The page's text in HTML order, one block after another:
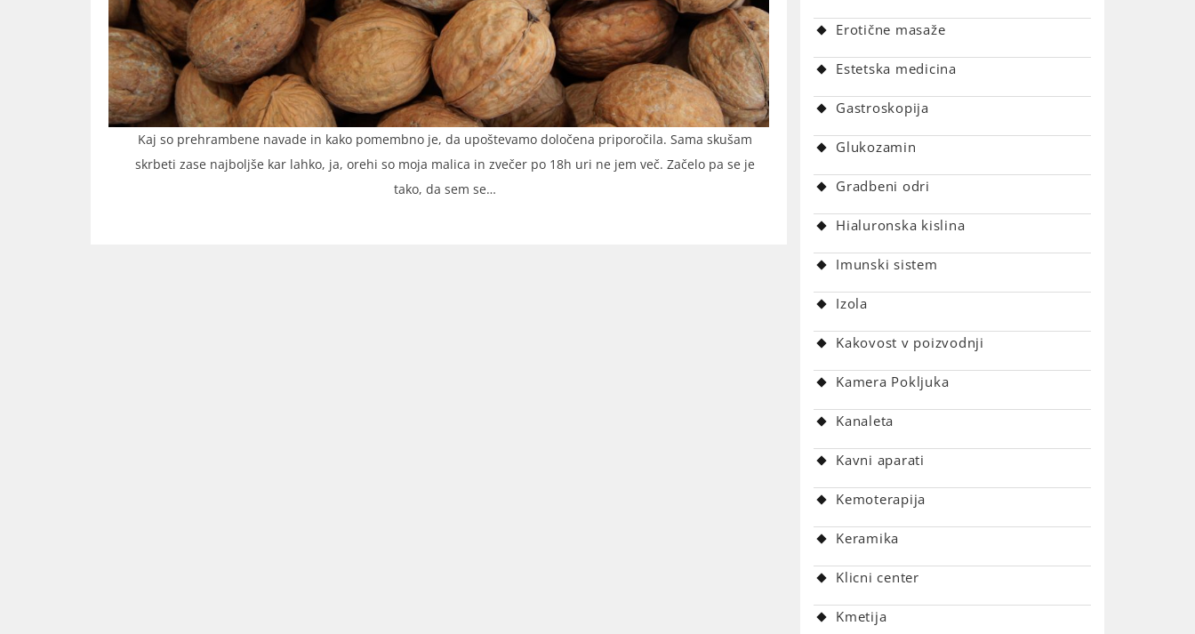
Kaj so prehrambene navade in kako pomembno je, da upoštevamo določena priporočila. Sama skušam
skrbeti zase najboljše kar lahko, ja, orehi so moja malica in zvečer po 18h uri ne jem več. Začelo pa se je
tako, da sem se…
Erotične masaže
Estetska medicina
Gastroskopija
Glukozamin
Gradbeni odri
Hialuronska kislina
Imunski sistem
Izola
Kakovost v poizvodnji
Kamera Pokljuka
Kanaleta
Kavni aparati
Kemoterapija
Keramika
Klicni center
Kmetija